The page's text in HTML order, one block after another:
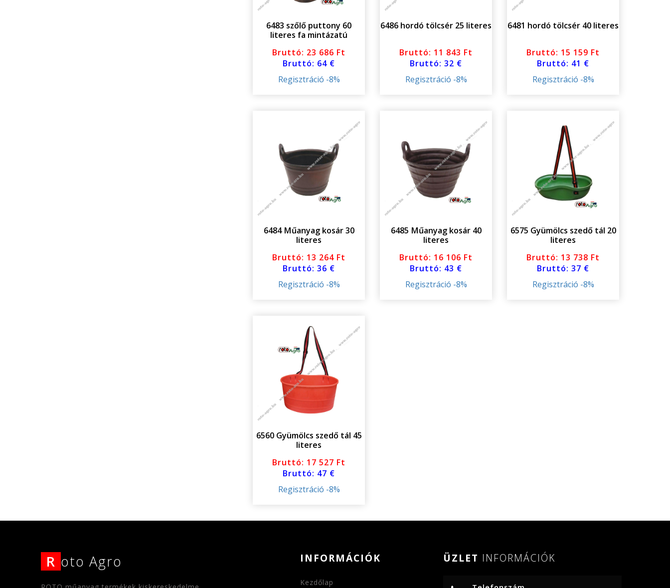
6483 szőlő puttony 60
literes fa mintázatú
Bruttó: 23 686 Ft
Bruttó: 64 €
Regisztráció -8%
6486 hordó tölcsér 25 literes
Bruttó: 11 843 Ft
Bruttó: 32 €
Regisztráció -8%
6481 hordó tölcsér 40 literes
Bruttó: 15 159 Ft
Bruttó: 41 €
Regisztráció -8%
6484 Műanyag kosár 30
literes
Bruttó: 13 264 Ft
Bruttó: 36 €
Regisztráció -8%
6485 Műanyag kosár 40
literes
Bruttó: 16 106 Ft
Bruttó: 43 €
Regisztráció -8%
6575 Gyümölcs szedő tál 20
literes
Bruttó: 13 738 Ft
Bruttó: 37 €
Regisztráció -8%
6560 Gyümölcs szedő tál 45
literes
Bruttó: 17 527 Ft
Bruttó: 47 €
Regisztráció -8%
R oto Agro INFORMÁCIÓK
Kezdőlap
ÜZLET INFORMÁCIÓK